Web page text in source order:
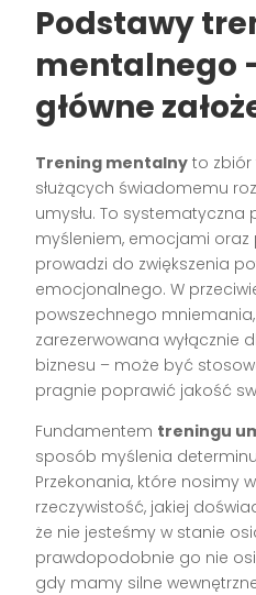
Podstawy
mentalnego
główne
Trening mentalny to zbiór
służących świadomemu
umysłu. To systematyczna
myśleniem, emocjami oraz
prowadzi do zwiększenia
emocjonalnego. W
powszechnego
zarezerwowana wyłącznie
biznesu – może być
pragnie poprawić jakość
Fundamentem treningu
sposób myślenia
Przekonania, które nosimy
rzeczywistość, jakiej
że nie jesteśmy w stanie
prawdopodobnie go nie
gdy mamy silne